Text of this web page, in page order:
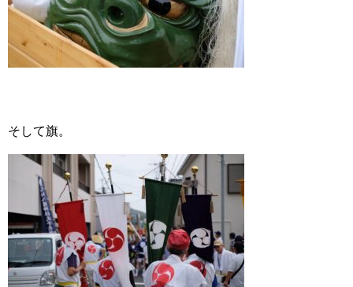
そして旗。